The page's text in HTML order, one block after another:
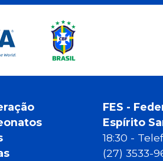
FES -
Espírito
18:30 -
(27) 3533-